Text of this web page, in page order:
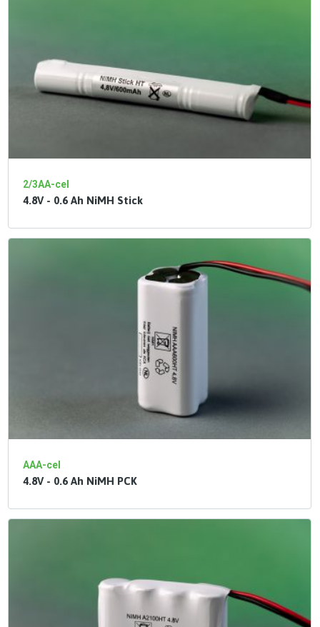
2/3AA-cel
4.8V - 0.6 Ah NiMH Stick
AAA-cel
4.8V - 0.6 Ah NiMH PCK